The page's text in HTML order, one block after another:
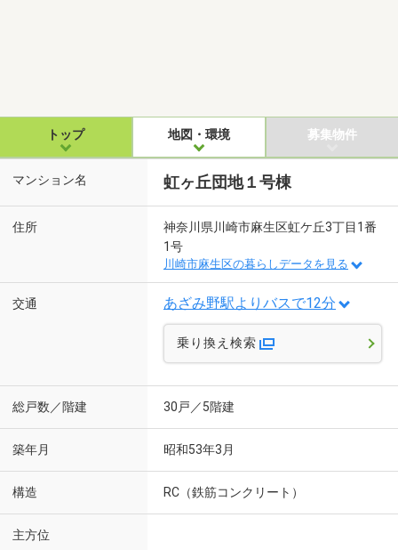
トップ 地図・環境 募集物件
マンション名 虹ヶ丘団地１号棟
住所
神奈川県川崎市麻生区虹ケ丘3丁目1番
1号
川崎市麻生区の暮らしデータを見る
交通 あざみ野駅よりバスで12分
乗り換え検索
総戸数／階建 30戸／5階建
築年月 昭和53年3月
構造 RC（鉄筋コンクリート）
主方位